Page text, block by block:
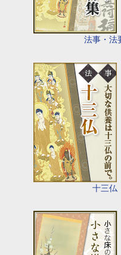
法事・法
十三仏